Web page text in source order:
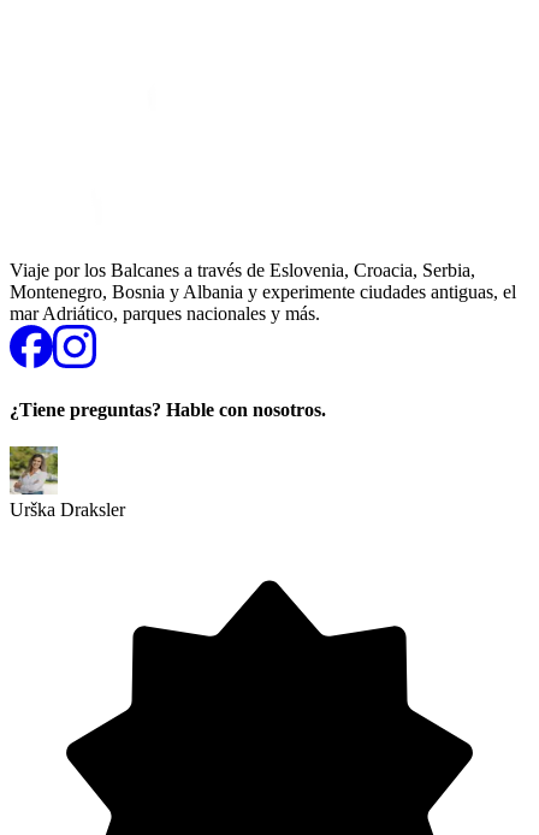
Viaje por los Balcanes a través de Eslovenia, Croacia, Serbia,
Montenegro, Bosnia y Albania y experimente ciudades antiguas, el
mar Adriático, parques nacionales y más.
¿Tiene preguntas? Hable con nosotros.
Urška Draksler